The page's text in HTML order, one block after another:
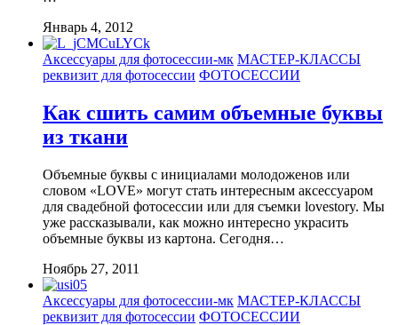
Январь 4, 2012
Аксессуары для фотосессии-мк МАСТЕР-КЛАССЫ
реквизит для фотосессии ФОТОСЕССИИ
Как сшить самим объемные буквы
из ткани
Объемные буквы с инициалами молодоженов или
словом «LOVE» могут стать интересным аксессуаром
для свадебной фотосессии или для съемки lovestory. Мы
уже рассказывали, как можно интересно украсить
объемные буквы из картона. Сегодня…
Ноябрь 27, 2011
Аксессуары для фотосессии-мк МАСТЕР-КЛАССЫ
реквизит для фотосессии ФОТОСЕССИИ